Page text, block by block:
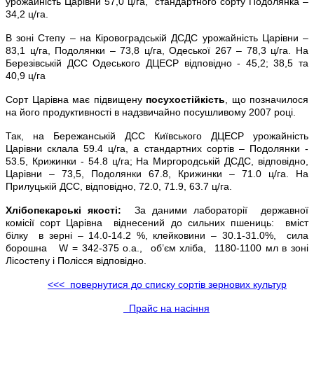
34,2 ц/га.
В зоні Степу – на Кіровоградській ДСДС урожайність Царівни –
83,1 ц/га, Подолянки – 73,8 ц/га, Одеської 267 – 78,3 ц/га. На
Березівській ДСС Одеського ДЦЕСР відповідно - 45,2; 38,5 та
40,9 ц/га
Сорт Царівна має підвищену посухостійкість , що позначилося
на його продуктивності в надзвичайно посушливому 2007 році.
Так, на Бережанській ДСС Київського ДЦЕСР урожайність
Царівни склала 59.4 ц/га, а стандартних сортів – Подолянки -
53.5, Крижинки - 54.8 ц/га; На Миргородській ДСДС, відповідно,
Царівни – 73,5, Подолянки 67.8, Крижинки – 71.0 ц/га. На
Прилуцькій ДСС, відповідно, 72.0, 71.9, 63.7 ц/га.
Хлібопекарські якості: За даними лабораторії державної
комісії сорт Царівна віднесений до сильних пшениць: вміст
білку в зерні – 14.0-14.2 %, клейковини – 30.1-31.0%, сила
борошна W = 342-375 о.а., об’єм хліба, 1180-1100 мл в зоні
Лісостепу і Полісся відповідно.
<<< повернутися до списку сортів зернових культур
Прайс на насіння